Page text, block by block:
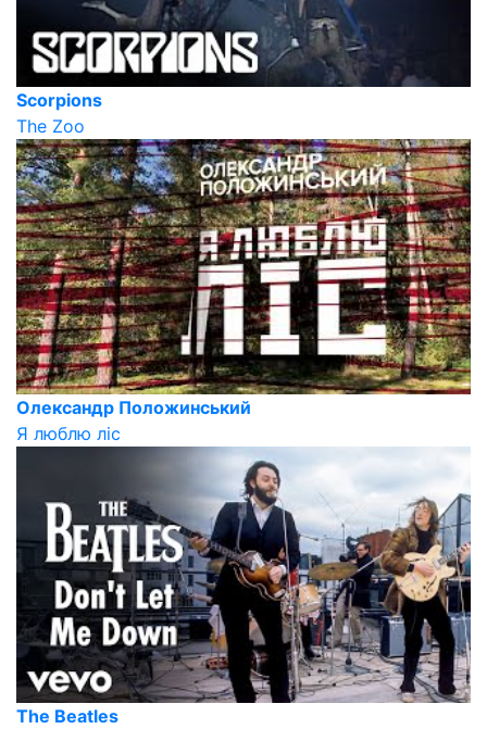
Scorpions
The Zoo
Олександр Положинський
Я люблю ліс
The Beatles